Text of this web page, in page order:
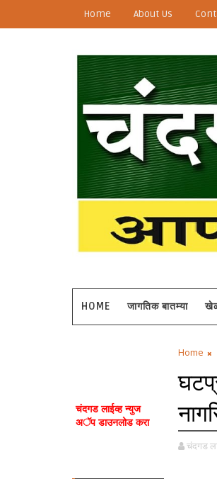
Home About Us
HOME जागतिक बातम्या
चंदगड लाईव्ह न्युज
अॅप डाउनलोड करा
Home
चंदगड